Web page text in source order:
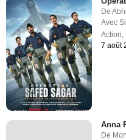
De
Avec
Action,
7 août
Anna
De